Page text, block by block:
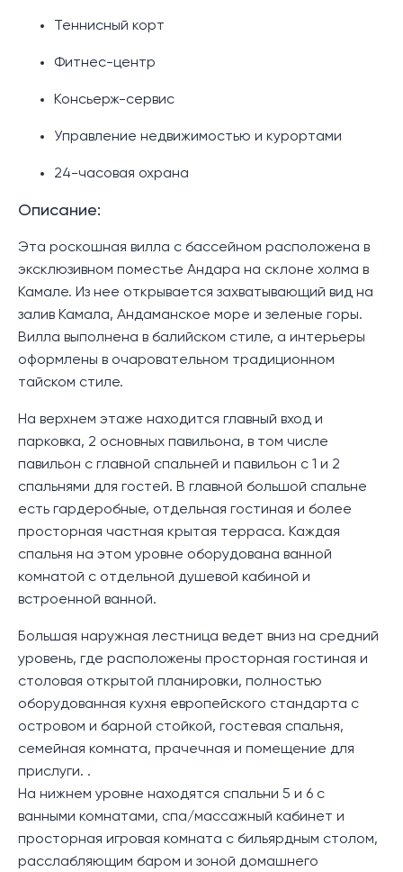
Теннисный корт
Фитнес-центр
Консьерж-сервис
Управление недвижимостью и курортами
24-часовая охрана
Описание:
Эта роскошная вилла с бассейном расположена в
эксклюзивном поместье Андара на склоне холма в
Камале. Из нее открывается захватывающий вид на
залив Камала, Андаманское море и зеленые горы.
Вилла выполнена в балийском стиле, а интерьеры
оформлены в очаровательном традиционном
тайском стиле.
На верхнем этаже находится главный вход и
парковка, 2 основных павильона, в том числе
павильон с главной спальней и павильон с 1 и 2
спальнями для гостей. В главной большой спальне
есть гардеробные, отдельная гостиная и более
просторная частная крытая терраса. Каждая
спальня на этом уровне оборудована ванной
комнатой с отдельной душевой кабиной и
встроенной ванной.
Большая наружная лестница ведет вниз на средний
уровень, где расположены просторная гостиная и
столовая открытой планировки, полностью
оборудованная кухня европейского стандарта с
островом и барной стойкой, гостевая спальня,
семейная комната, прачечная и помещение для
прислуги. .
На нижнем уровне находятся спальни 5 и 6 с
ванными комнатами, спа/массажный кабинет и
просторная игровая комната с бильярдным столом,
расслабляющим баром и зоной домашнего